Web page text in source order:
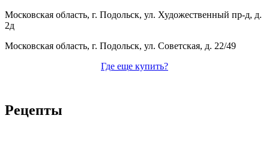
Московская область, г. Подольск, ул. Художественный пр-д, д.
2д
Московская область, г. Подольск, ул. Советская, д. 22/49
Где еще купить?
Рецепты